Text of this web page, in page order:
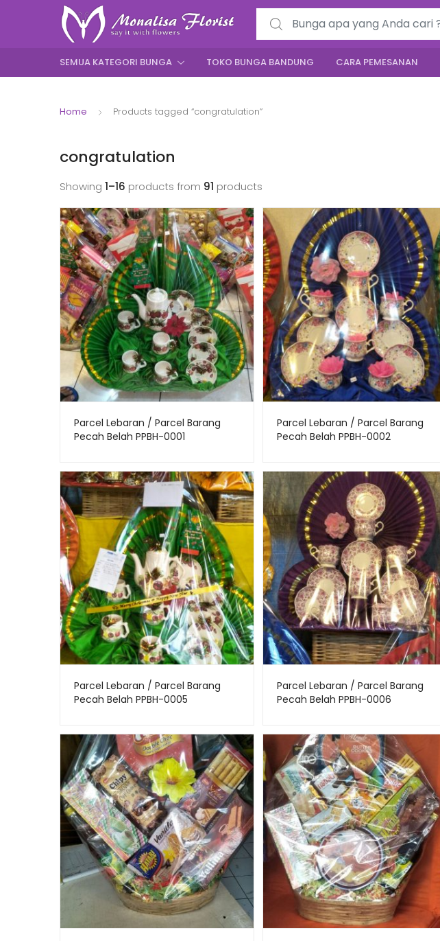
Search for:
SEMUA KATEGORI BUNGA TOKO BUNGA BANDUNG CARA PEMESANAN
Home Products tagged “congratulation”
congratulation
Showing 1–16 products from 91 products
Parcel Lebaran / Parcel Barang
Pecah Belah PPBH-0001
Parcel Lebaran / Parcel Barang
Pecah Belah PPBH-0002
Parcel Lebaran / Parcel Barang
Pecah Belah PPBH-0005
Parcel Lebaran / Parcel Barang
Pecah Belah PPBH-0006